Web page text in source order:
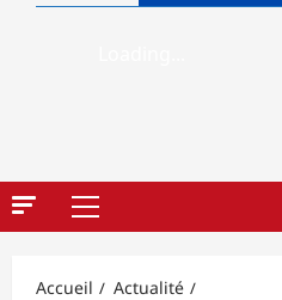
Menu
Accueil
Actualité